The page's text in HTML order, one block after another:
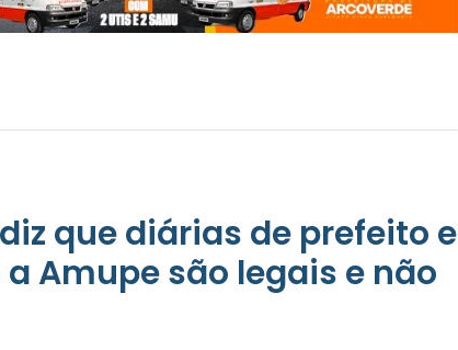
que diárias de prefeito e
Amupe são legais e não